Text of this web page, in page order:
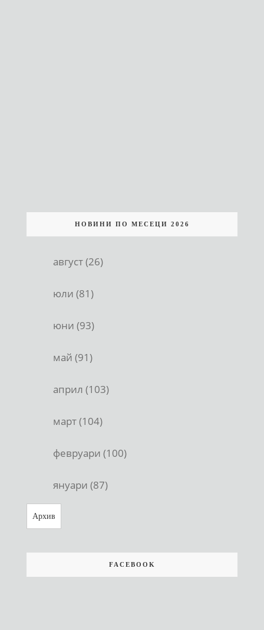
НОВИНИ ПО МЕСЕЦИ 2026
август (26)
юли (81)
юни (93)
май (91)
април (103)
март (104)
февруари (100)
януари (87)
Архив
FACEBOOK